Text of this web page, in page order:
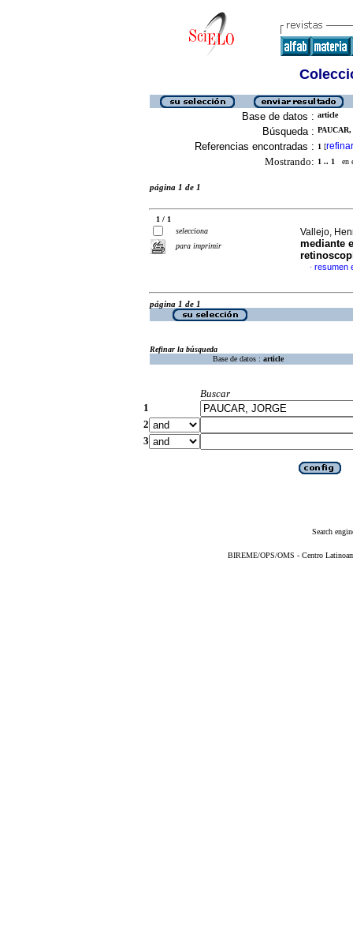
Base de datos : article
Búsqueda :
Referencias encontradas : 1 [refinar
Mostrando: 1 .. 1 en
página 1 de 1
1 / 1
selecciona
para imprimir
Vallejo,
mediante
· resumen
página 1 de 1
Refinar la búsqueda
Base de datos : article
Buscar
1
2
3
Search
BIREME/OPS/OMS - Centro